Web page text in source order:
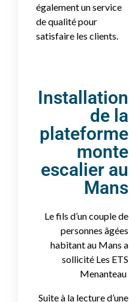
également un service
de qualité pour
satisfaire les clients.
Installation
de la
plateforme
monte
escalier au
Mans
Le fils d’un couple de
personnes âgées
habitant au Mans a
sollicité Les ETS
Menanteau
Suite à la lecture d’une